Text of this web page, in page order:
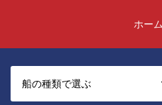
ホーム
船の種類で選ぶ